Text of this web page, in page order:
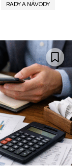
RADY A NÁVODY